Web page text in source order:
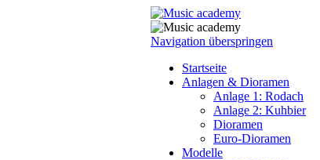
Navigation überspringen
Startseite
Anlagen & Dioramen
Anlage 1: Rodach
Anlage 2: Kuhbier
Dioramen
Euro-Dioramen
Modelle